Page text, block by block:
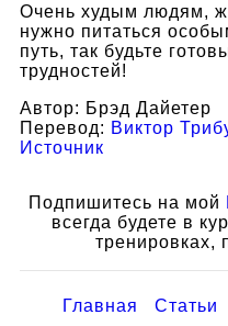
Очень худым людям,
нужно питаться
путь, так будьте
трудностей!
Автор: Брэд Дайетер
Перевод: Виктор
Источник
Подпишитесь на мой
всегда будете в
тренировках,
Главная Статьи